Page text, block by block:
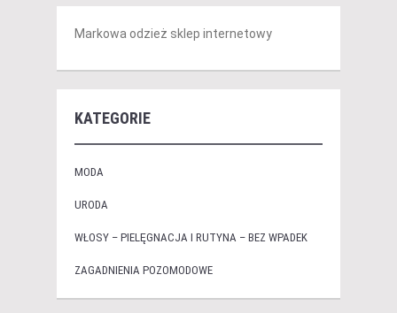
Markowa odzież sklep internetowy
KATEGORIE
MODA
URODA
WŁOSY – PIELĘGNACJA I RUTYNA – BEZ WPADEK
ZAGADNIENIA POZOMODOWE